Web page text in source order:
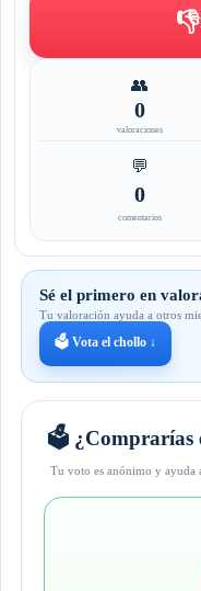
👎
👥
0
valoraciones
💬
0
comentarios
Sé el primero en
Tu valoración ayuda a otros
🗳️ Vota el chollo ↓
🗳️ ¿Comprarías
Tu voto es anónimo y ayuda